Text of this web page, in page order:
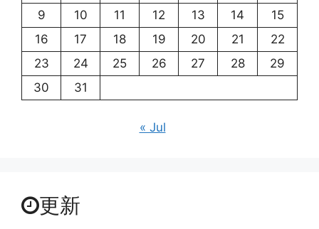
9
10 11 12 13 14
15
16
17 18 19 20 21
22
23
24 25 26 27 28
29
30
31
« Jul
更新